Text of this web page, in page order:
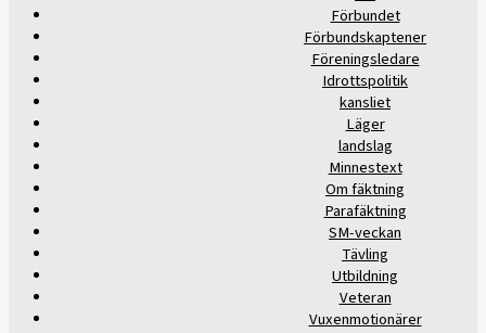
Förbundet
Förbundskaptener
Föreningsledare
Idrottspolitik
kansliet
Läger
landslag
Minnestext
Om fäktning
Parafäktning
SM-veckan
Tävling
Utbildning
Veteran
Vuxenmotionärer